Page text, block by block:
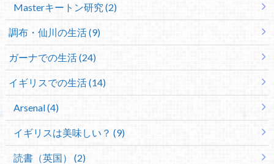
Masterキートン研究 (2)
調布・仙川の生活 (9)
ガーナでの生活 (24)
イギリスでの生活 (14)
Arsenal (4)
イギリスは美味しい？ (9)
読書（英国） (2)